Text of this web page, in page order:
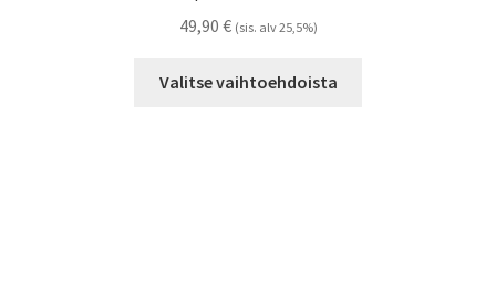
49,90 € (sis. alv 25,5%)
Valitse vaihtoehdoista